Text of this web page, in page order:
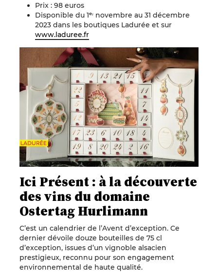
Prix : 98 euros
Disponible du 1ᵉʳ novembre au 31 décembre
2023 dans les boutiques Ladurée et sur
www.laduree.fr
Ici Présent : à la découverte
des vins du domaine
Ostertag Hurlimann
C’est un calendrier de l’Avent d’exception. Ce
dernier dévoile douze bouteilles de 75 cl
d’exception, issues d’un vignoble alsacien
prestigieux, reconnu pour son engagement
environnemental de haute qualité.